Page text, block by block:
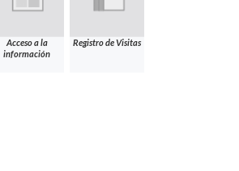
Acceso a la
información
Registro de Visitas